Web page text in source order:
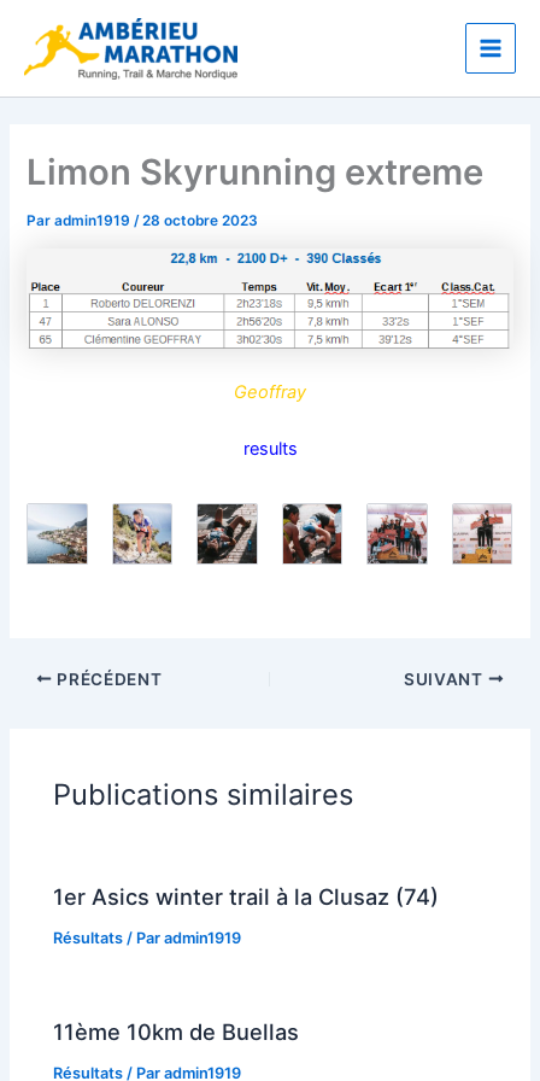
contenu
Main
Limon Skyrunning extreme
Paradmin1919/28 octobre 2023
Geoffray
results
PRÉCÉDENT SUIVANT
Publications similaires
1er Asics winter trail à la Clusaz (74)
Résultats / Paradmin1919
11ème 10km de Buellas
Résultats / Paradmin1919